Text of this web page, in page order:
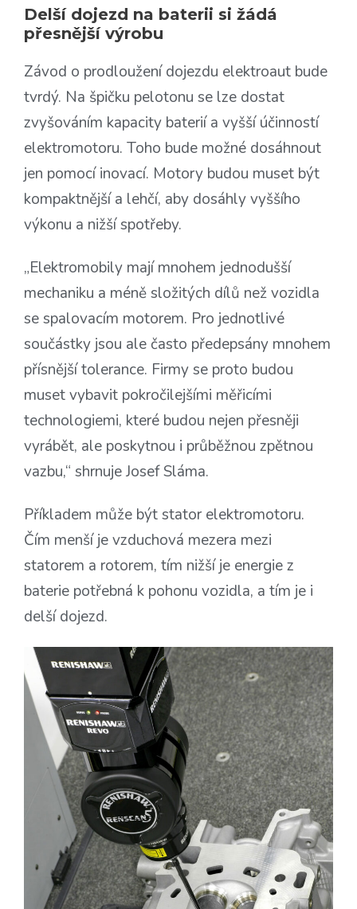
Delší dojezd na baterii si žádá
přesnější výrobu
Závod o prodloužení dojezdu elektroaut bude
tvrdý. Na špičku pelotonu se lze dostat
zvyšováním kapacity baterií a vyšší účinností
elektromotoru. Toho bude možné dosáhnout
jen pomocí inovací. Motory budou muset být
kompaktnější a lehčí, aby dosáhly vyššího
výkonu a nižší spotřeby.
„Elektromobily mají mnohem jednodušší
mechaniku a méně složitých dílů než vozidla
se spalovacím motorem. Pro jednotlivé
součástky jsou ale často předepsány mnohem
přísnější tolerance. Firmy se proto budou
muset vybavit pokročilejšími měřicími
technologiemi, které budou nejen přesněji
vyrábět, ale poskytnou i průběžnou zpětnou
vazbu,“ shrnuje Josef Sláma.
Příkladem může být stator elektromotoru.
Čím menší je vzduchová mezera mezi
statorem a rotorem, tím nižší je energie z
baterie potřebná k pohonu vozidla, a tím je i
delší dojezd.